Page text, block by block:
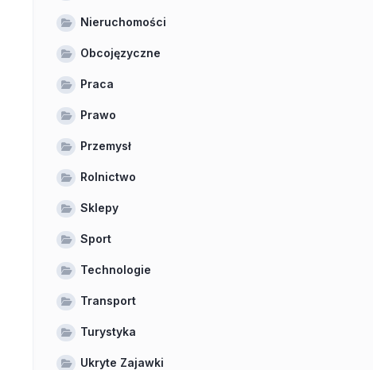
Nieruchomości
Obcojęzyczne
Praca
Prawo
Przemysł
Rolnictwo
Sklepy
Sport
Technologie
Transport
Turystyka
Ukryte Zajawki